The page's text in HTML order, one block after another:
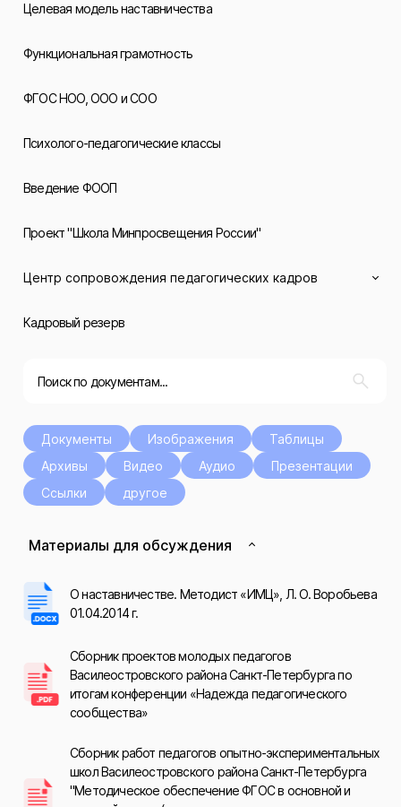
Целевая модель наставничества
Функциональная грамотность
ФГОС НОО, ООО и СОО
Психолого-педагогические классы
Введение ФООП
Проект "Школа Минпросвещения России"
Центр сопровождения педагогических кадров
Кадровый резерв
Документы Изображения
Таблицы
Архивы
Видео Аудио
Презентации
Ссылки
другое
Материалы для обсуждения
О наставничестве. Методист «ИМЦ», Л. О. Воробьева
01.04.2014 г.
Сборник проектов молодых педагогов
Василеостровского района Санкт-Петербурга по
итогам конференции «Надежда педагогического
сообщества»
Сборник работ педагогов опытно-экспериментальных
школ Василеостровского района Санкт-Петербурга
"Методическое обеспечение ФГОС в основной и